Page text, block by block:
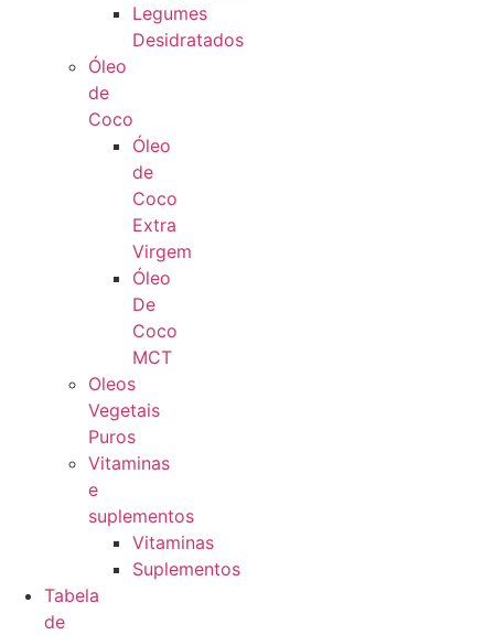
Legumes
Desidratados
Óleo
de
Coco
Óleo
de
Coco
Extra
Virgem
Óleo
De
Coco
MCT
Oleos
Vegetais
Puros
Vitaminas
e
suplementos
Vitaminas
Suplementos
Tabela
de